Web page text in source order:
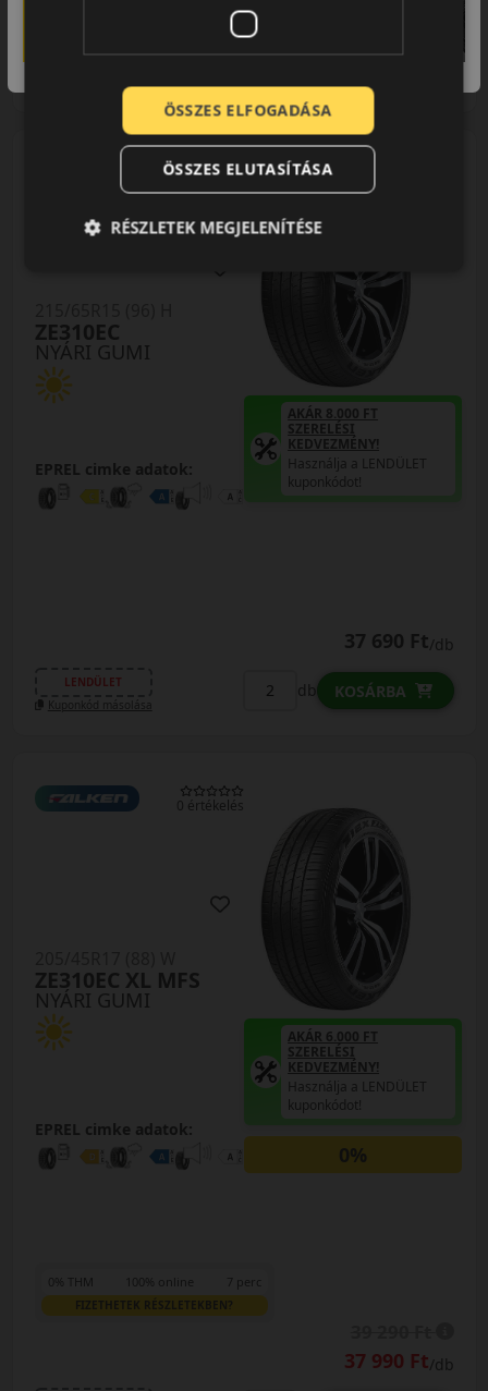
LENDÜLET
NYÁRI GUMI
ZE310EC
EPREL cimke adatok:
AKÁR 8.000 FT
SZERELÉSI
KEDVEZMÉNY!
Használja a LENDÜLET
kuponkódot!
37 690 Ft/db
LENDÜLET
Kuponkód másolása
db KOSÁRBA
0 értékelés
NYÁRI GUMI
ZE310EC XL MFS
EPREL cimke adatok:
AKÁR 6.000 FT
SZERELÉSI
KEDVEZMÉNY!
Használja a LENDÜLET
kuponkódot!
0%
0% THM 100% online 7 perc
FIZETHETEK RÉSZLETEKBEN?
37 990 Ft/db
ÖSSZES ELFOGADÁSA
ÖSSZES ELUTASÍTÁSA
RÉSZLETEK MEGJELENÍTÉSE